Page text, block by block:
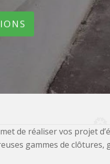
de réaliser vos projet
gammes de